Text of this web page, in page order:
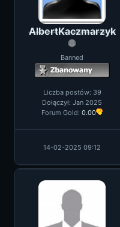
AlbertKaczmarzyk
Banned
Liczba postów: 39
Dołączył: Jan 2025
Forum Gold: 0.00
14-02-2025 09:12